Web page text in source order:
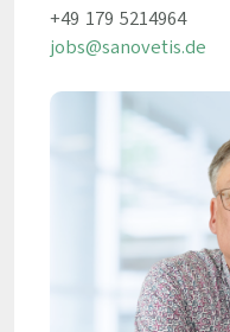
+49 179 5214964
jobs@sanovetis.de